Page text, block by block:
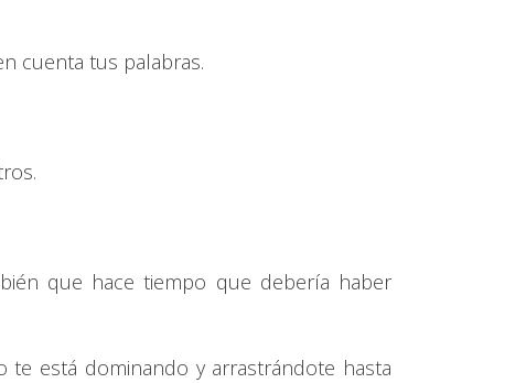
cuenta tus palabras.
que hace tiempo que debería haber
te está dominando y arrastrándote hasta